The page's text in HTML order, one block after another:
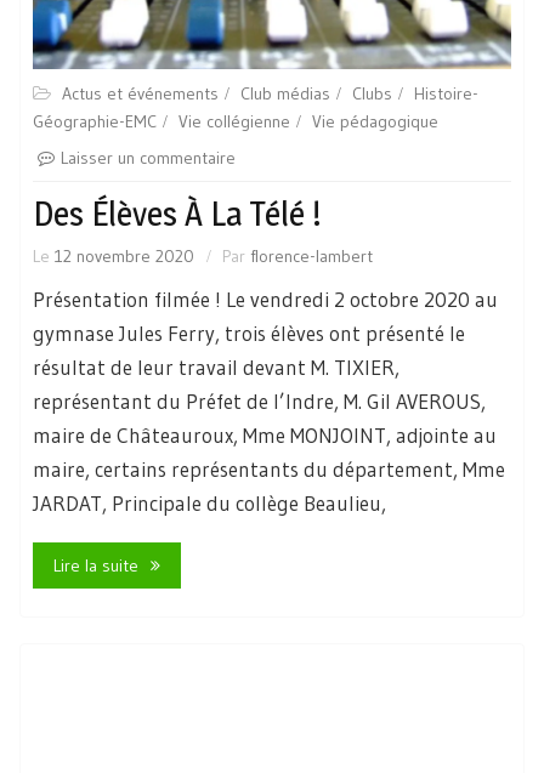
Actus et événements Club médias Clubs
Histoire-
Géographie-EMC
Vie collégienne
Vie pédagogique
Laisser un commentaire
Des Élèves À La Télé !
Le 12 novembre 2020 Par florence-lambert
Présentation filmée ! Le vendredi 2 octobre 2020 au
gymnase Jules Ferry, trois élèves ont présenté le
résultat de leur travail devant M. TIXIER,
représentant du Préfet de l’Indre, M. Gil AVEROUS,
maire de Châteauroux, Mme MONJOINT, adjointe au
maire, certains représentants du département, Mme
JARDAT, Principale du collège Beaulieu,
Lire la suite